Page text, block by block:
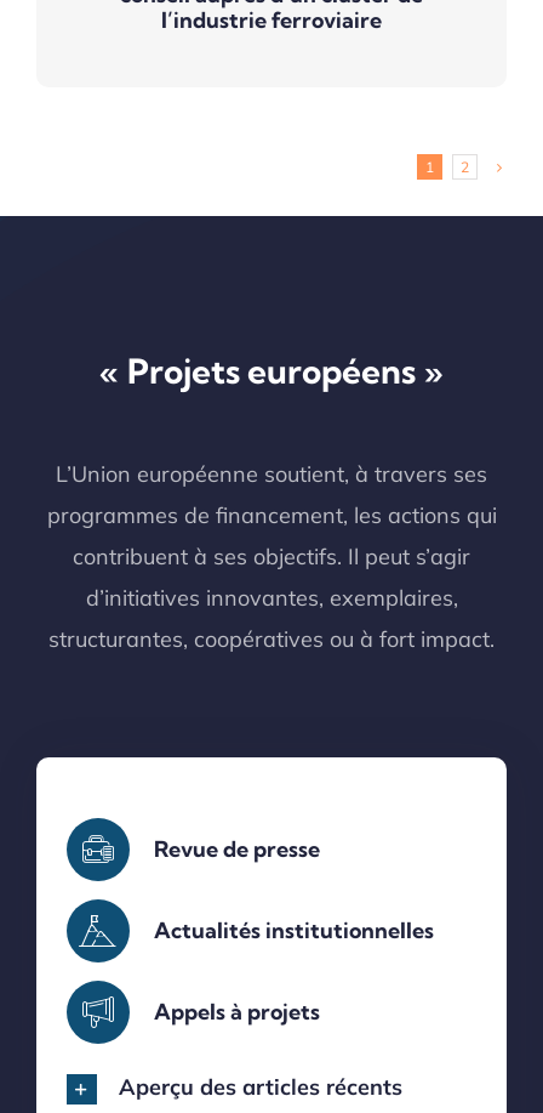
l’industrie ferroviaire
1 2
« Projets européens »
L’Union européenne soutient, à travers ses
programmes de financement, les actions qui
contribuent à ses objectifs. Il peut s’agir
d’initiatives innovantes, exemplaires,
structurantes, coopératives ou à fort impact.
Revue de presse
Actualités institutionnelles
Appels à projets
Aperçu des articles récents